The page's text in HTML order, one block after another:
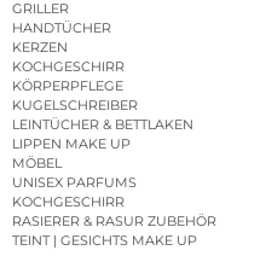
GRILLER
HANDTÜCHER
KERZEN
KOCHGESCHIRR
KÖRPERPFLEGE
KUGELSCHREIBER
LEINTÜCHER & BETTLAKEN
LIPPEN MAKE UP
MÖBEL
UNISEX PARFUMS
KOCHGESCHIRR
RASIERER & RASUR ZUBEHÖR
TEINT | GESICHTS MAKE UP